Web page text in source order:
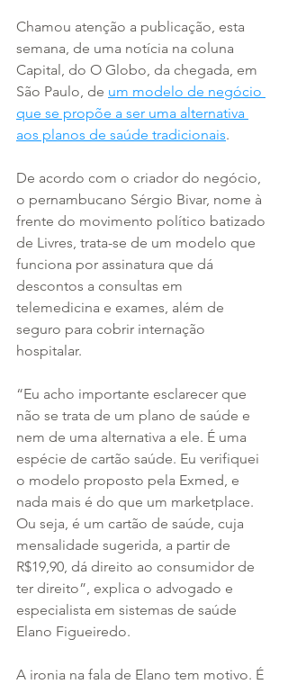
Chamou atenção a publicação, esta
semana, de uma notícia na coluna
Capital, do O Globo, da chegada, em
São Paulo, de um modelo de negócio
que se propõe a ser uma alternativa
aos planos de saúde tradicionais.
De acordo com o criador do negócio,
o pernambucano Sérgio Bivar, nome à
frente do movimento político batizado
de Livres, trata-se de um modelo que
funciona por assinatura que dá
descontos a consultas em
telemedicina e exames, além de
seguro para cobrir internação
hospitalar.
“Eu acho importante esclarecer que
não se trata de um plano de saúde e
nem de uma alternativa a ele. É uma
espécie de cartão saúde. Eu verifiquei
o modelo proposto pela Exmed, e
nada mais é do que um marketplace.
Ou seja, é um cartão de saúde, cuja
mensalidade sugerida, a partir de
R$19,90, dá direito ao consumidor de
ter direito”, explica o advogado e
especialista em sistemas de saúde
Elano Figueiredo.
A ironia na fala de Elano tem motivo. É